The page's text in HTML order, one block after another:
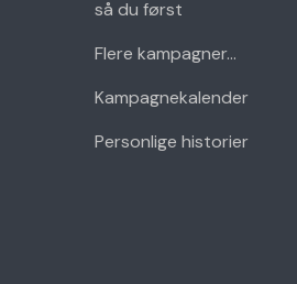
så du først
Flere kampagner...
Kampagnekalender
Personlige historier